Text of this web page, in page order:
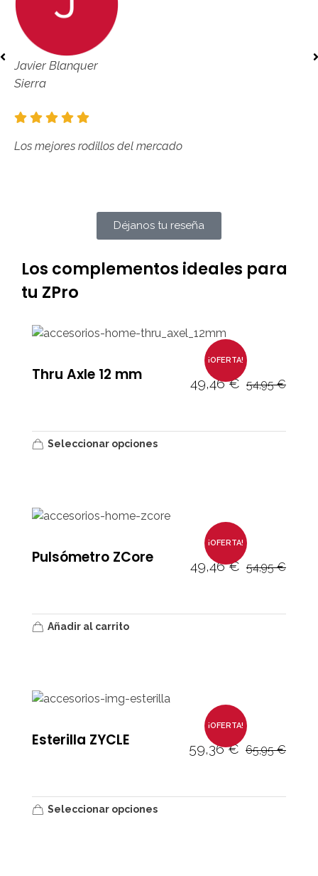
Javier Blanquer
Sierra
Los mejores rodillos del mercado
Déjanos tu reseña
Los complementos ideales para
tu ZPro
¡OFERTA!
Thru Axle 12 mm 49,46€ 54,95€
Seleccionar opciones
¡OFERTA!
Pulsómetro ZCore 49,46€ 54,95€
Añadir al carrito
¡OFERTA!
Esterilla ZYCLE 59,36€ 65,95€
Seleccionar opciones